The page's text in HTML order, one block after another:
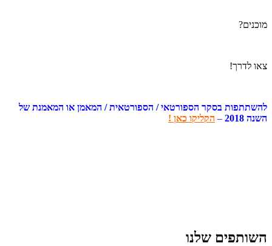
מוכנים?
צאו לדרך!
להשתתפות בסקר הספורטאי / הספורטאית / המאמן או המאמנת של
השנה 2018
– הקליקו כאן !
השותפים שלנו